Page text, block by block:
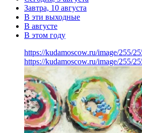
Завтра, 10 августа
В эти выходные
В августе
В этом году
https://kudamoscow.ru/image/255/
https://kudamoscow.ru/image/255/